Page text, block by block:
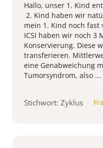
Hallo, unser 1. Kind
2. Kind haben wir
mein 1. Kind noch fast
ICSI haben wir noch 3
Konservierung. Diese
transferieren.
eine Genabweichung
Tumorsyndrom, also ...
Stichwort: Zyklus